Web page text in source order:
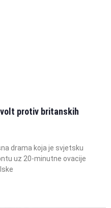
protiv britanskih
drama koja je svjetsku
uz 20-minutne ovacije